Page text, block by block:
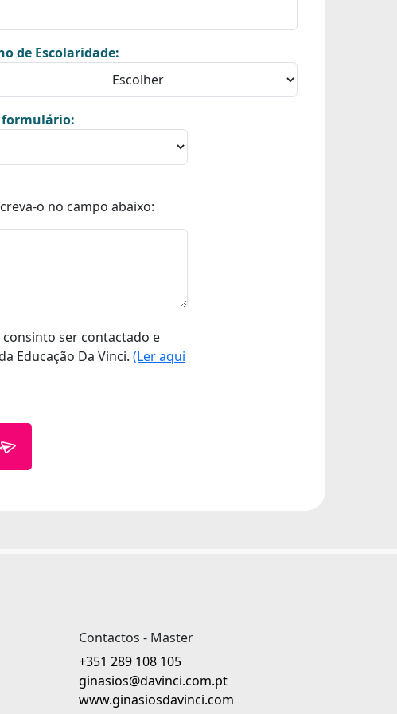
de Escolaridade:
formulário:
o no campo abaixo:
consinto ser contactado e
Educação Da Vinci.(Ler aqui
Contactos - Master
+351 289 108 105
ginasios@davinci.com.pt
www.ginasiosdavinci.com